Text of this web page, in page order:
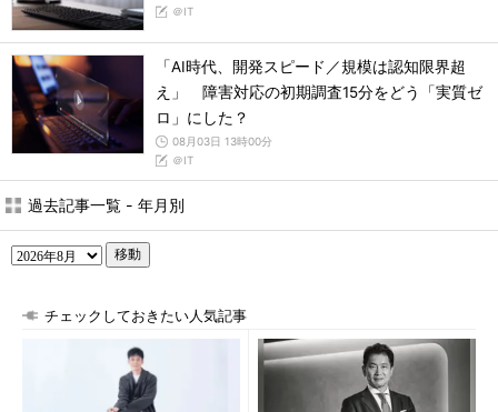
＠IT
「AI時代、開発スピード／規模は認知限界超
え」 障害対応の初期調査15分をどう「実質ゼ
ロ」にした？
08月03日 13時00分
＠IT
過去記事一覧 - 年月別
移動
チェックしておきたい人気記事